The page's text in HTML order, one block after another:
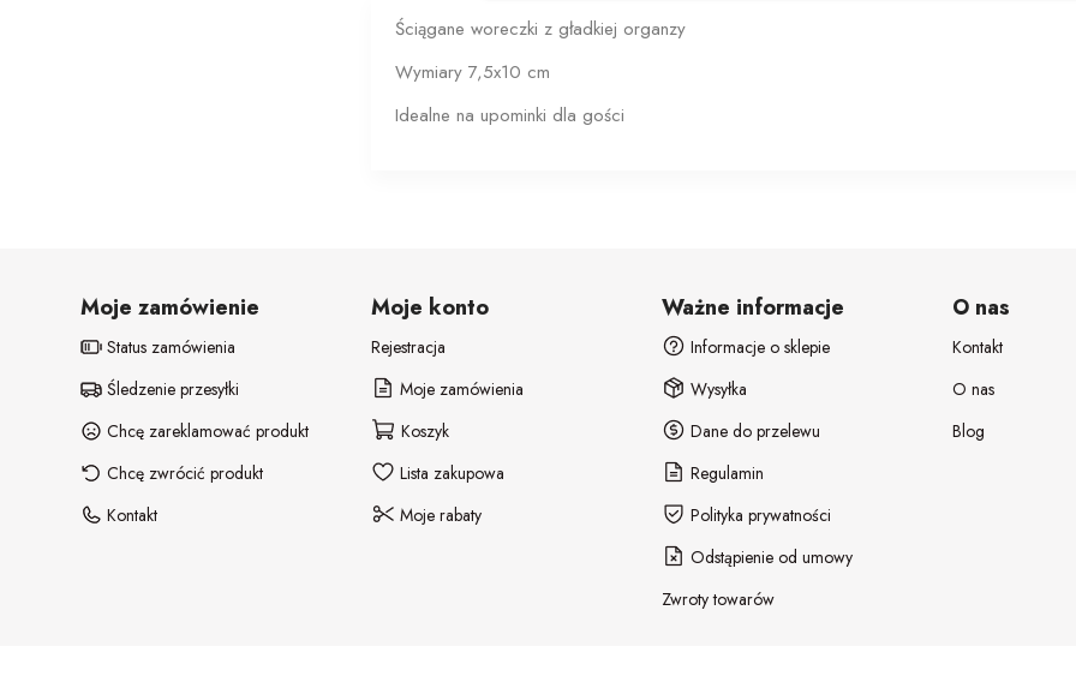
Ściągane woreczki z gładkiej organzy
Wymiary 7,5x10 cm
Idealne na upominki dla gości
Moje zamówienie
Status zamówienia
Śledzenie przesyłki
Chcę zareklamować produkt
Chcę zwrócić produkt
Kontakt
Moje konto
Rejestracja
Moje zamówienia
Koszyk
Lista zakupowa
Moje rabaty
Ważne informacje
Informacje o sklepie
Wysyłka
Dane do przelewu
Regulamin
Polityka prywatności
Odstąpienie od umowy
Zwroty towarów
O nas
Kontakt
O nas
Blog